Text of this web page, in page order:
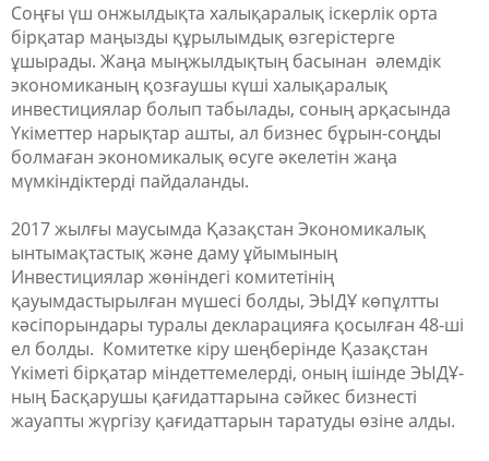
Соңғы үш онжылдықта халықаралық іскерлік орта
бірқатар маңызды құрылымдық өзгерістерге
ұшырады. Жаңа мыңжылдықтың басынан әлемдік
экономиканың қозғаушы күші халықаралық
инвестициялар болып табылады, соның арқасында
Үкіметтер нарықтар ашты, ал бизнес бұрын-соңды
болмаған экономикалық өсуге әкелетін жаңа
мүмкіндіктерді пайдаланды.
2017 жылғы маусымда Қазақстан Экономикалық
ынтымақтастық және даму ұйымының
Инвестициялар жөніндегі комитетінің
қауымдастырылған мүшесі болды, ЭЫДҰ көпұлтты
кәсіпорындары туралы декларацияға қосылған 48-ші
ел болды. Комитетке кіру шеңберінде Қазақстан
Үкіметі бірқатар міндеттемелерді, оның ішінде ЭЫДҰ-
ның Басқарушы қағидаттарына сәйкес бизнесті
жауапты жүргізу қағидаттарын таратуды өзіне алды.